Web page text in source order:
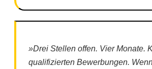
»Drei Stellen offen. Vier Monate.
qualifizierten Bewerbungen.